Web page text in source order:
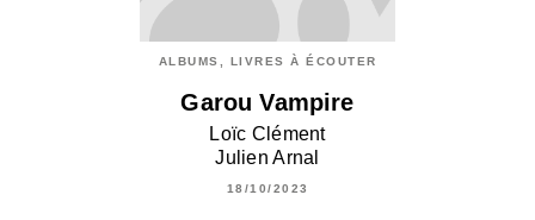
ALBUMS, LIVRES À ÉCOUTER
Garou Vampire
Loïc Clément
Julien Arnal
18/10/2023